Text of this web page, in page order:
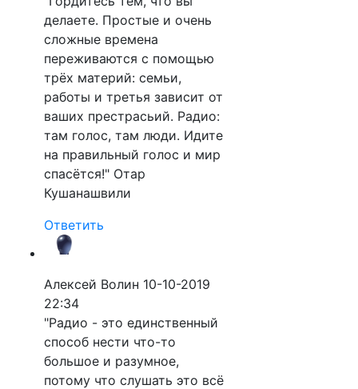
делаете. Простые и очень
сложные времена
переживаются с помощью
трёх материй: семьи,
работы и третья зависит от
ваших престрасьий. Радио:
там голос, там люди. Идите
на правильный голос и мир
спасётся!" Отар
Кушанашвили
Ответить
Алексей Волин 10-10-2019
22:34
"Радио - это единственный
способ нести что-то
большое и разумное,
потому что слушать это всё